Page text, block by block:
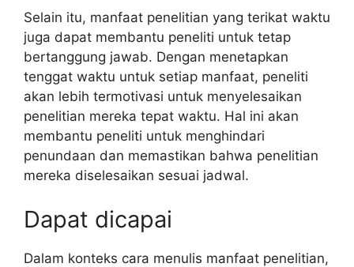
Selain itu, manfaat penelitian yang terikat waktu
juga dapat membantu peneliti untuk tetap
bertanggung jawab. Dengan menetapkan
tenggat waktu untuk setiap manfaat, peneliti
akan lebih termotivasi untuk menyelesaikan
penelitian mereka tepat waktu. Hal ini akan
membantu peneliti untuk menghindari
penundaan dan memastikan bahwa penelitian
mereka diselesaikan sesuai jadwal.
Dapat dicapai
Dalam konteks cara menulis manfaat penelitian,